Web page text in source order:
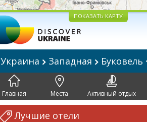
ПОКАЗАТЬ КАРТУ
Украина Западная Буковель
Главная Места Активный отдых
Лучшие отели